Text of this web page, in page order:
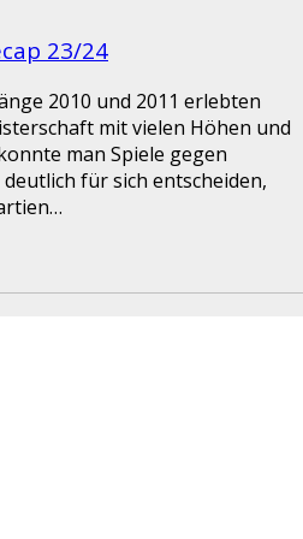
23/24
2010 und 2011 erlebten
mit vielen Höhen und
man Spiele gegen
für sich entscheiden,